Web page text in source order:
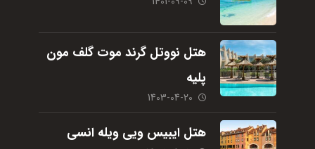
هتل نووتل گرند موت گلف مون
پلیه
1403-04-20
هتل ایبیس ویی ویله انسی